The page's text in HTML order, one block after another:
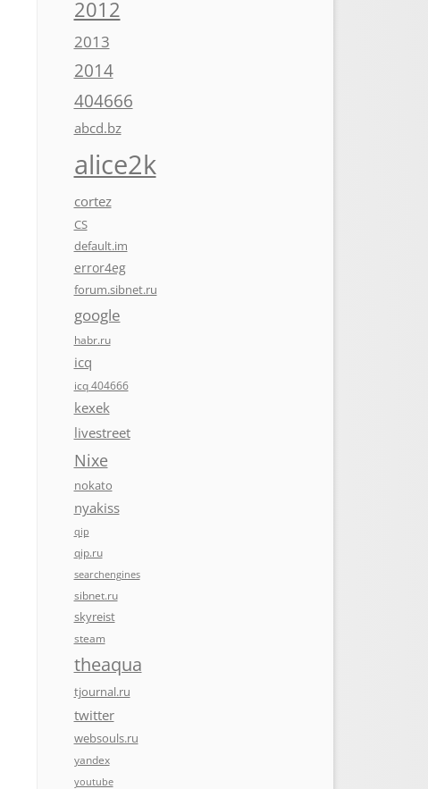
2012
2013
2014
404666
abcd.bz
alice2k
cortez
CS
default.im
error4eg
forum.sibnet.ru
google
habr.ru
icq
icq 404666
kexek
livestreet
Nixe
nokato
nyakiss
qip
qip.ru
searchengines
sibnet.ru
skyreist
steam
theaqua
tjournal.ru
twitter
websouls.ru
yandex
youtube